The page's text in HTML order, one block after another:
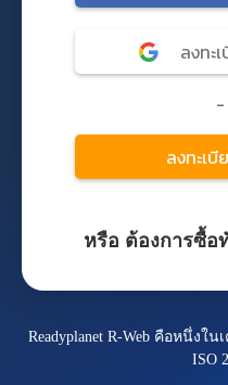
หรือ ต้องการซื้อ
Readyplanet R-Web คือหนึ่งใ
ISO